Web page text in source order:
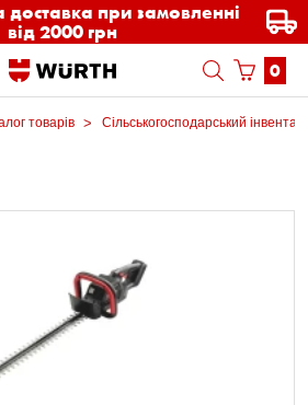
доставка при замовленні
від 2000 грн
0
товарів Сільськогосподарський інвентар